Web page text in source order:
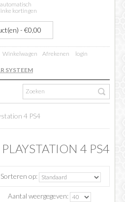
automatisch
kortingen
- €0,00
Winkelwagen Afrekenen login
SYSTEEM
4 PS4
4 PS4
Sorteren op:
Aantal weergegeven: